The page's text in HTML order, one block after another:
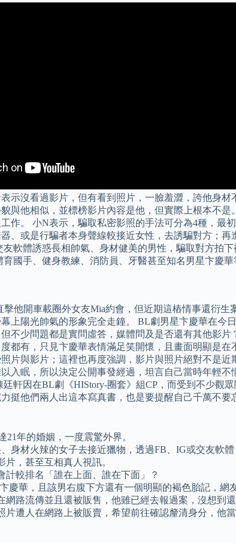
示沒看過影片，但有看到照片，一臉羞澀，誇他身
與他相似，並標榜影片內容是他，但實際上根本不
作。 小N表示，騙取私密影照的手法可分為4種，最
、或是行騙者本身聲線較接近女性，去誘騙對方；
軟體誘惑長相帥氣、身材健美的男性，騙取對方拍
國手、健身教練、消防員、牙醫甚至知名男星卞慶華
他開車載圈外女友Mia約會，但近期這樁情事還衍
上陽光帥氣的形象完全走鐘。 BL劇男星卞慶華在今
不少問題都是實問虛答，媒體問及是否還有其他影
都有，只見卞慶華表情滿足笑開懷，且畫面明顯是
片與影片；這裡也再度強調，影片與照片絕對不是
入眠，所以決定公開事發經過，坦言自己當時年輕
軒因在BL劇《HIStory-圈套》組CP，而受到不少觀
挺他們兩人出這本寫真書，也是要提醒自己千萬不
年的婚姻，一度震驚外界。
身材火辣的女子去接近獵物，透過FB、IG或交友軟
，甚至互相真人視訊。
較排名「誰在上面、誰在下面」？
慶華，且該男右腹下方還有一個明顯的褐色胎記，
路流傳並且還被販售，他雖已經去報過案，沒想到還
遭人在網路上被販賣，希望前往確認釐清身分，他